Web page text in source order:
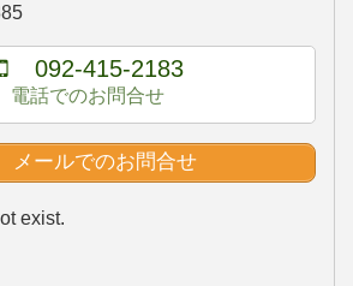
092-415-2183
電話でのお問合せ
メールでのお問合せ
exist.